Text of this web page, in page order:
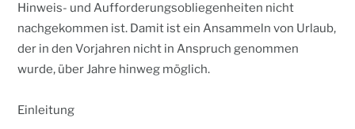
Hinweis- und Aufforderungsobliegenheiten nicht
nachgekommen ist. Damit ist ein Ansammeln von Urlaub,
der in den Vorjahren nicht in Anspruch genommen
wurde, über Jahre hinweg möglich.
Einleitung